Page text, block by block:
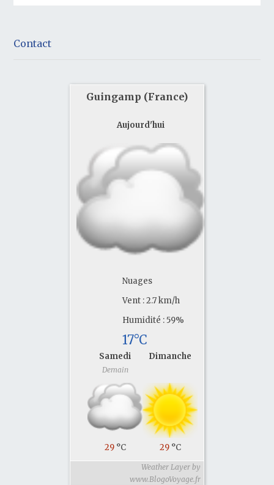
Contact
Guingamp (France)
Aujourd'hui
Nuages
Vent : 2.7 km/h
Humidité : 59%
17°C
Samedi
Demain
29 °C
Dimanche
29 °C
Weather Layer by
www.BlogoVoyage.fr